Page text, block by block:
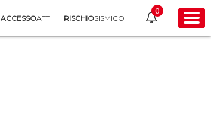
ACCESSOATTI RISCHIOSISMICO
0